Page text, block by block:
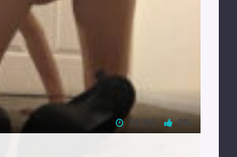
98 MB 0%